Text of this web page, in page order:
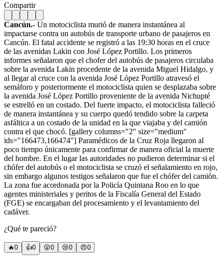
Compartir
Cancún.- Un motociclista murió de manera instantánea al
impactarse contra un autobús de transporte urbano de pasajeros en
Cancún. El fatal accidente se registró a las 19:30 horas en el cruce
de las avenidas Lakin con José López Portillo. Los primeros
informes señalaron que el chofer del autobús de pasajeros circulaba
sobre la avenida Lakin procedente de la avenida Miguel Hidalgo, y
al llegar al cruce con la avenida José López Portillo atravesó el
semáforo y posteriormente el motociclista quien se desplazaba sobre
la avenida José López Portillo proveniente de la avenida Nichupté
se estrelló en un costado. Del fuerte impacto, el motociclista falleció
de manera instantánea y su cuerpo quedó tendido sobre la carpeta
asfáltica a un costado de la unidad en la que viajaba y del camión
contra el que chocó. [gallery columns="2" size="medium"
ids="166473,166474"] Paramédicos de la Cruz Roja llegaron al
poco tiempo únicamente para confirmar de manera oficial la muerte
del hombre. En el lugar las autoridades no pudieron determinar si el
chófer del autobús o el motociclista se cruzó el señalamiento en rojo,
sin embargo algunos testigos señalaron que fue el chófer del camión.
La zona fue acordonada por la Policía Quintana Roo en lo que
agentes ministeriales y peritos de la Fiscalía General del Estado
(FGE) se encargaban del procesamiento y el levantamiento del
cadáver.
¿Qué te pareció?
🔥0 👍0 😲0 😢0 😠0